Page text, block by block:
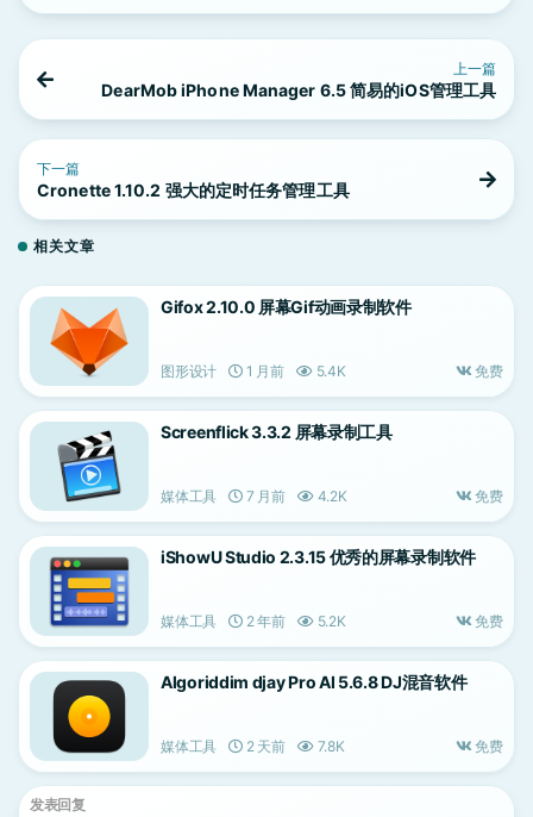
上一篇
DearMob iPhone Manager 6.5 简易的iOS管理工具
下一篇
Cronette 1.10.2 强大的定时任务管理工具
相关文章
Gifox 2.10.0 屏幕Gif动画录制软件
图形设计 1 月前 5.4K 免费
Screenflick 3.3.2 屏幕录制工具
媒体工具 7 月前 4.2K 免费
iShowU Studio 2.3.15 优秀的屏幕录制软件
媒体工具 2 年前 5.2K 免费
Algoriddim djay Pro AI 5.6.8 DJ混音软件
媒体工具 2 天前 7.8K 免费
发表回复